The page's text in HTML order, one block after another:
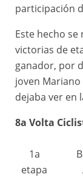
participación
Este hecho
victorias de
ganador, por
joven
dejaba ver en
8a Volta
1a
etapa